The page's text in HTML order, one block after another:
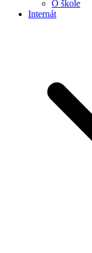
O škole
Internát